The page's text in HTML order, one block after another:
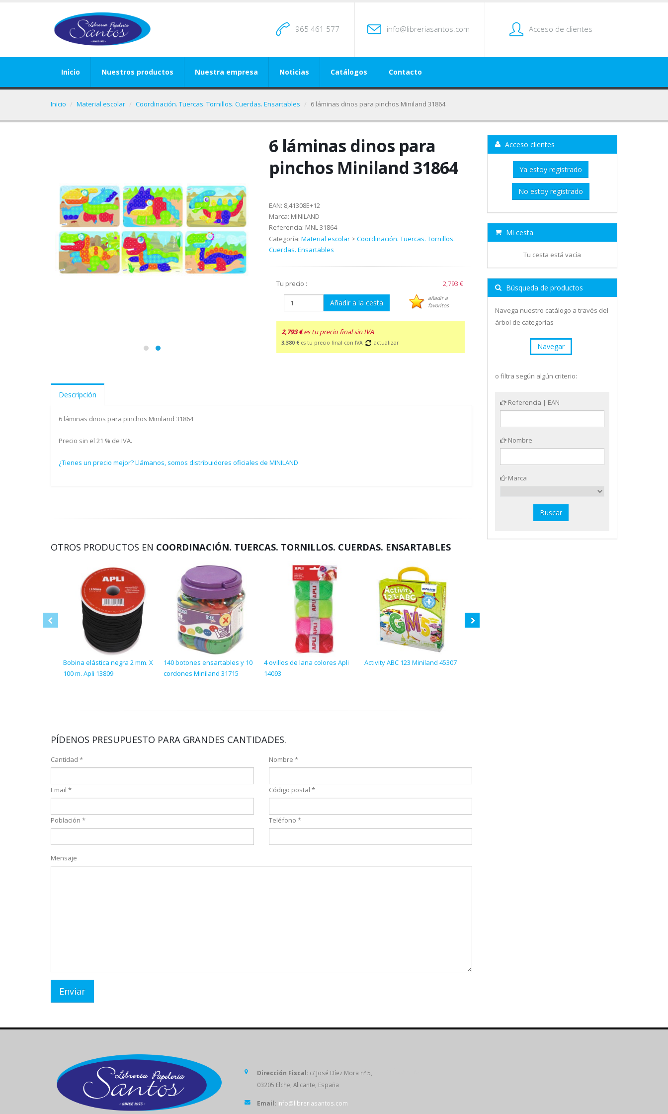
965 461 577 info@libreriasantos.com Acceso de clientes
Inicio Nuestros productos Nuestra empresa Noticias Catálogos Contacto
Inicio Material escolar Coordinación. Tuercas. Tornillos. Cuerdas. Ensartables 6 láminas dinos para pinchos Miniland 31864
6 láminas dinos para
pinchos Miniland 31864
EAN: 8,41308E+12
Marca: MINILAND
Referencia: MNL 31864
Categoría: Material escolar> Coordinación. Tuercas. Tornillos.
Cuerdas. Ensartables
Tu precio : 2,793 €
Añadir a la cesta
añadir a
favoritos
2,793 €es tu precio final sin IVA
3,380 € es tu precio final con IVA actualizar
Descripción
6 láminas dinos para pinchos Miniland 31864
Precio sin el 21 % de IVA.
¿Tienes un precio mejor? Llámanos, somos distribuidores oficiales de MINILAND
OTROS PRODUCTOS EN COORDINACIÓN. TUERCAS. TORNILLOS. CUERDAS. ENSARTABLES
Bobina elástica negra 2 mm. X
100 m. Apli 13809
140 botones ensartables y 10
cordones Miniland 31715
4 ovillos de lana colores Apli
14093
Activity ABC 123 Miniland 45307
PÍDENOS PRESUPUESTO PARA GRANDES CANTIDADES.
Cantidad * Nombre *
Email * Código postal *
Población * Teléfono *
Mensaje
Acceso clientes
Ya estoy registrado
No estoy registrado
Mi cesta
Tu cesta está vacía
Búsqueda de productos
Navega nuestro catálogo a través del
árbol de categorías
Navegar
o filtra según algún criterio:
Referencia | EAN
Nombre
Marca
Dirección Fiscal: c/ José Díez Mora nº 5,
03205 Elche, Alicante, España
Email: info@libreriasantos.com